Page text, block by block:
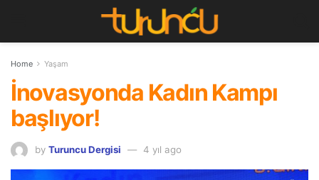
Home Yaşam
İnovasyonda Kadın Kampı
başlıyor!
by Turuncu Dergisi 4 yıl ago